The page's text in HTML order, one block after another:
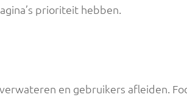
prioriteit hebben.
en gebruikers afleiden.